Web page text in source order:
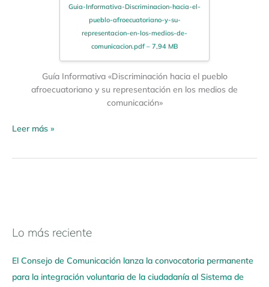
Guia-Informativa-Discriminacion-hacia-el-
pueblo-afroecuatoriano-y-su-
representacion-en-los-medios-de-
comunicacion.pdf – 7,94 MB
Guía Informativa «Discriminación hacia el pueblo
afroecuatoriano y su representación en los medios de
comunicación»
Leer más »
Lo más reciente
El Consejo de Comunicación lanza la convocatoria permanente
para la integración voluntaria de la ciudadanía al Sistema de
N
v
e